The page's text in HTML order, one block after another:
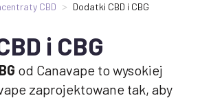
CBD Dodatki CBD i CBG
i CBG
od Canavape to wysokiej
zaprojektowane tak, aby